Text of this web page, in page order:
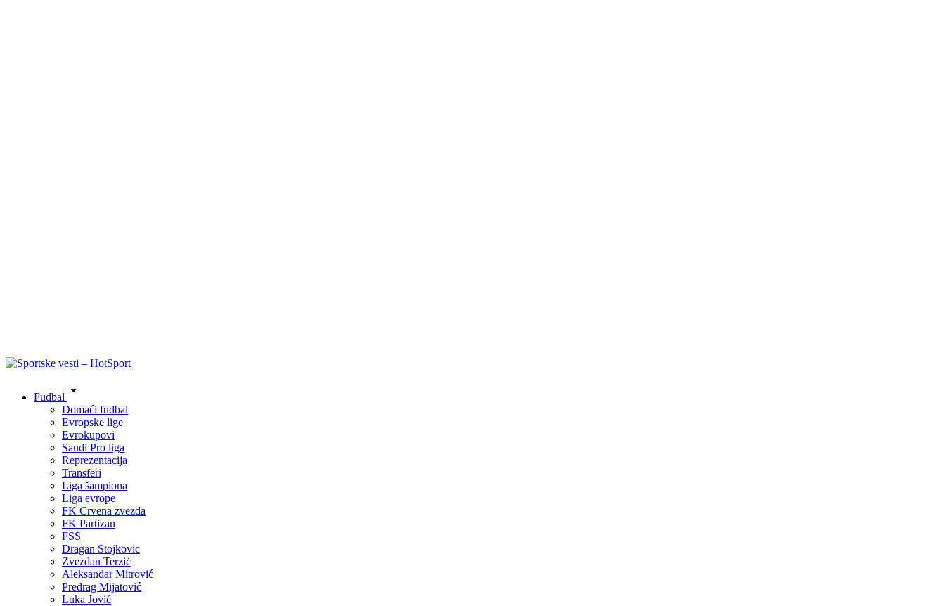
Fudbal
Domaći fudbal
Evropske lige
Evrokupovi
Saudi Pro liga
Reprezentacija
Transferi
Liga šampiona
Liga evrope
FK Crvena zvezda
FK Partizan
FSS
Dragan Stojkovic
Zvezdan Terzić
Aleksandar Mitrović
Predrag Mijatović
Luka Jović